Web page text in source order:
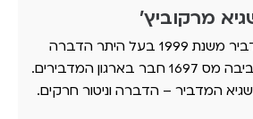
מרקוביץ'
שגיא מרקוביץ מדביר משנת 1999 בעל היתר הדברה
מהמשרד להגנת הסביבה מס 1697 חבר בארגון המדבירים.
המדביר – הדברה וניטור חרקים.